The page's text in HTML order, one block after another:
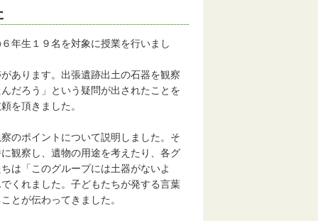
印刷する
年生１９名を対象に授業を行いまし
あります。出張遺跡出土の石器を観察
だろう」という疑問が出されたことを
を頂きました。
のポイントについて説明しました。そ
観察し、遺物の用途を考えたり、各グ
は「このグループには土器がないよ
くれました。子どもたちが発する言葉
とが伝わってきました。